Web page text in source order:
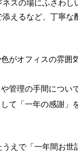
スの場にふさわし
えるなど、丁寧な
がオフィスの雰囲
管理の手間につい
て「一年の感謝」
えで「一年間お世